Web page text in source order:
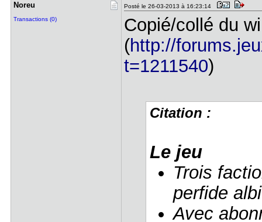
Noreu
Transactions (0)
Posté le 26-03-2013 à 16:23:14
Copié/collé du
(http://
t=1211540)
Citation :
Le jeu
Trois
perfide
Avec